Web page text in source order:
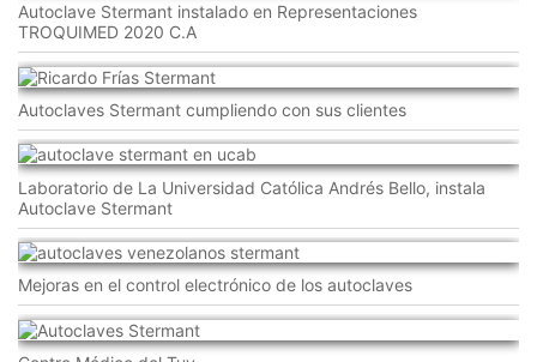
Autoclave Stermant instalado en Representaciones
TROQUIMED 2020 C.A
Autoclaves Stermant cumpliendo con sus clientes
Laboratorio de La Universidad Católica Andrés Bello, instala
Autoclave Stermant
Mejoras en el control electrónico de los autoclaves